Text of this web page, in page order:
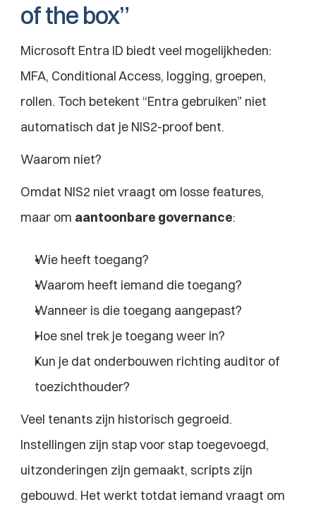
of the box”
Microsoft Entra ID biedt veel mogelijkheden:
MFA, Conditional Access, logging, groepen,
rollen. Toch betekent “Entra gebruiken” niet
automatisch dat je NIS2-proof bent.
Waarom niet?
Omdat NIS2 niet vraagt om losse features,
maar om aantoonbare governance:
Wie heeft toegang?
Waarom heeft iemand die toegang?
Wanneer is die toegang aangepast?
Hoe snel trek je toegang weer in?
Kun je dat onderbouwen richting auditor of
toezichthouder?
Veel tenants zijn historisch gegroeid.
Instellingen zijn stap voor stap toegevoegd,
uitzonderingen zijn gemaakt, scripts zijn
gebouwd. Het werkt totdat iemand vraagt om